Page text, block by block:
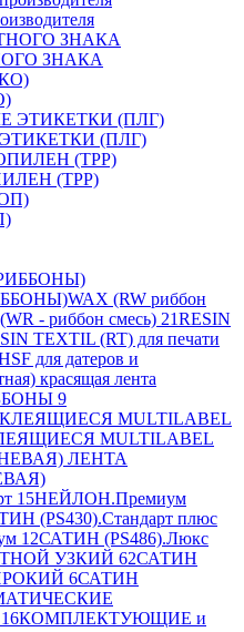
ЗНАКА
(ПЛГ)
(TPP)
WAX (RW риббон
- риббон смесь) 21RESIN
TEXTIL (RT) для печати
для датеров и
красящая лента
9
MULTILABEL
15НЕЙЛОН.Премиум
(PS430).Стандарт плюс
12САТИН (PS486).Люкс
УЗКИЙ 62САТИН
6САТИН
16КОМПЛЕКТУЮЩИЕ и